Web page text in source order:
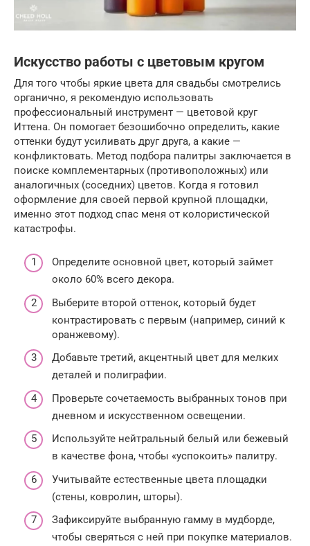
Искусство работы с цветовым кругом
Для того чтобы яркие цвета для свадьбы смотрелись
органично, я рекомендую использовать
профессиональный инструмент — цветовой круг
Иттена. Он помогает безошибочно определить, какие
оттенки будут усиливать друг друга, а какие —
конфликтовать. Метод подбора палитры заключается в
поиске комплементарных (противоположных) или
аналогичных (соседних) цветов. Когда я готовил
оформление для своей первой крупной площадки,
именно этот подход спас меня от колористической
катастрофы.
Определите основной цвет, который займет
около 60% всего декора.
Выберите второй оттенок, который будет
контрастировать с первым (например, синий к
оранжевому).
Добавьте третий, акцентный цвет для мелких
деталей и полиграфии.
Проверьте сочетаемость выбранных тонов при
дневном и искусственном освещении.
Используйте нейтральный белый или бежевый
в качестве фона, чтобы «успокоить» палитру.
Учитывайте естественные цвета площадки
(стены, ковролин, шторы).
Зафиксируйте выбранную гамму в мудборде,
чтобы сверяться с ней при покупке материалов.